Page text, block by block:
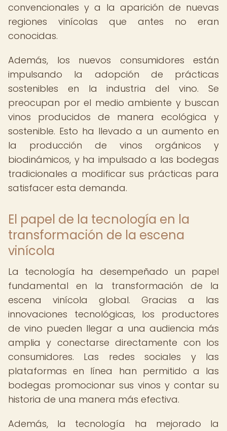
convencionales y a la aparición de nuevas
regiones vinícolas que antes no eran
conocidas.
Además, los nuevos consumidores están
impulsando la adopción de prácticas
sostenibles en la industria del vino. Se
preocupan por el medio ambiente y buscan
vinos producidos de manera ecológica y
sostenible. Esto ha llevado a un aumento en
la producción de vinos orgánicos y
biodinámicos, y ha impulsado a las bodegas
tradicionales a modificar sus prácticas para
satisfacer esta demanda.
El papel de la tecnología en la
transformación de la escena
vinícola
La tecnología ha desempeñado un papel
fundamental en la transformación de la
escena vinícola global. Gracias a las
innovaciones tecnológicas, los productores
de vino pueden llegar a una audiencia más
amplia y conectarse directamente con los
consumidores. Las redes sociales y las
plataformas en línea han permitido a las
bodegas promocionar sus vinos y contar su
historia de una manera más efectiva.
Además, la tecnología ha mejorado la